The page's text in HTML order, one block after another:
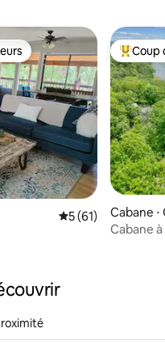
les plus appréciés
Évaluation
5 (61)
Coups
Coup
Cabane ⋅
Cabane